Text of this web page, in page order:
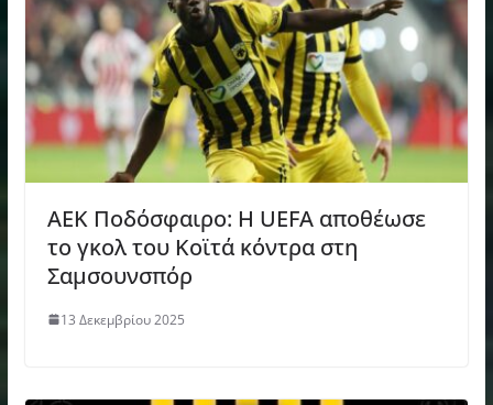
ΑΕΚ Ποδόσφαιρο: Η UEFA αποθέωσε
το γκολ του Κοϊτά κόντρα στη
Σαμσουνσπόρ
13 Δεκεμβρίου 2025